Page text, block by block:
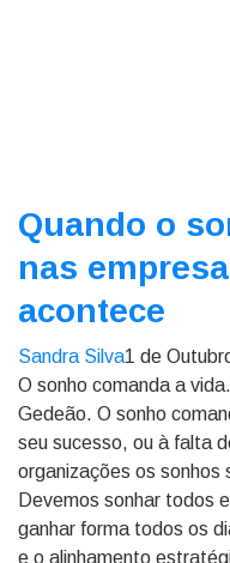
Quando o
nas
acontece
Sandra Silva1 de
O sonho comanda a
Gedeão. O sonho
seu sucesso, ou à falta
organizações os sonhos
Devemos sonhar todos
ganhar forma todos os
e o alinhamento